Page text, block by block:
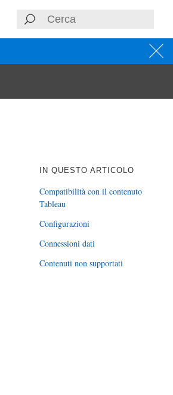
IN QUESTO ARTICOLO
Compatibilità con il contenuto
Tableau
Configurazioni
Connessioni dati
Contenuti non supportati